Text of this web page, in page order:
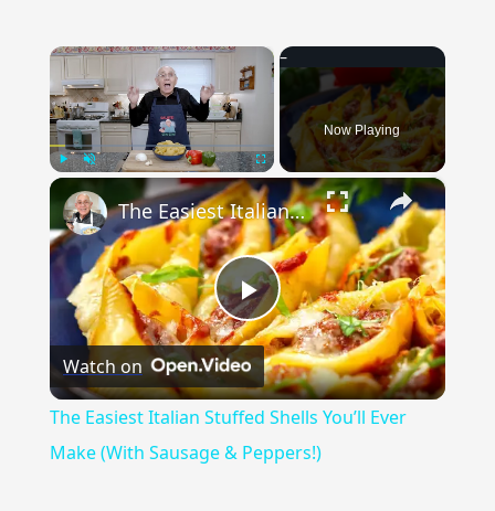
×
Fullscreen
Now Playing
×
Play
Video
The Easiest Italian Stuffed Shells You’ll Ever Make (With Sausage & Peppers!)
Watch on
The Easiest Italian Stuffed Shells You’ll Ever
Make (With Sausage & Peppers!)